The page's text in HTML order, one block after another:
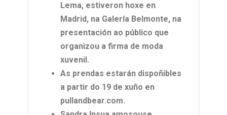
Lema, estiveron hoxe en
Madrid, na Galería Belmonte, na
presentación ao público que
organizou a firma de moda
xuvenil.
As prendas estarán dispoñibles
a partir do 19 de xuño en
pullandbear.com.